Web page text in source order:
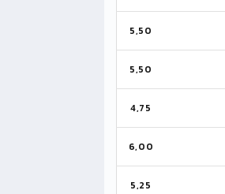
5,50
5,50
4,75
6,00
5,25